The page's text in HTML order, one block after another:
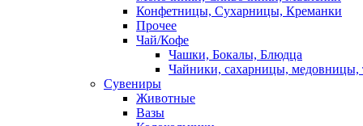
Конфетницы, Сухарницы, Креманки
Прочее
Чай/Кофе
Чашки, Бокалы, Блюдца
Чайники, сахарницы, медовницы,
Сувениры
Животные
Вазы